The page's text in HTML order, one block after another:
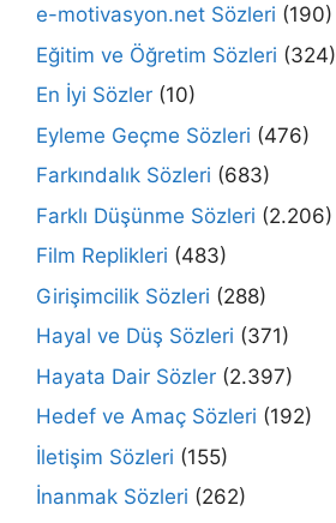
e-motivasyon.net Sözleri (190)
Eğitim ve Öğretim Sözleri (324)
En İyi Sözler (10)
Eyleme Geçme Sözleri (476)
Farkındalık Sözleri (683)
Farklı Düşünme Sözleri (2.206)
Film Replikleri (483)
Girişimcilik Sözleri (288)
Hayal ve Düş Sözleri (371)
Hayata Dair Sözler (2.397)
Hedef ve Amaç Sözleri (192)
İletişim Sözleri (155)
İnanmak Sözleri (262)